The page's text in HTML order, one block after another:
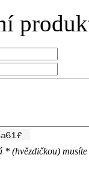
* (hvězdičkou)